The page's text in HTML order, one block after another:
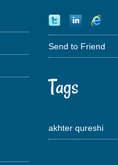
Send to Friend
Tags
akhter qureshi